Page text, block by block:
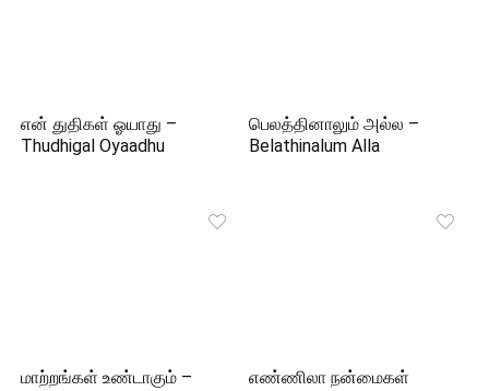
என் துதிகள் ஓயாது –
Thudhigal Oyaadhu
பெலத்தினாலும் அல்ல –
Belathinalum Alla
மாற்றங்கள் உண்டாகும் –
எண்ணிலா நன்மைகள்